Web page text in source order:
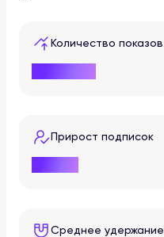
Количество показов
Прирост подписок
Среднее удержание